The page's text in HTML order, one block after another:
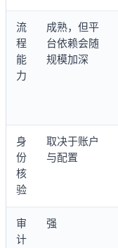
流
程
能
力
成熟，但平
台依赖会随
规模加深
身
份
核
验
取决于账户
与配置
审
计
强